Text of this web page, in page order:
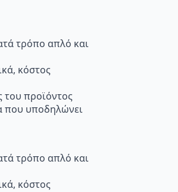
τρόπο απλό και
κόστος
του προϊόντος
που υποδηλώνει
τρόπο απλό και
κόστος